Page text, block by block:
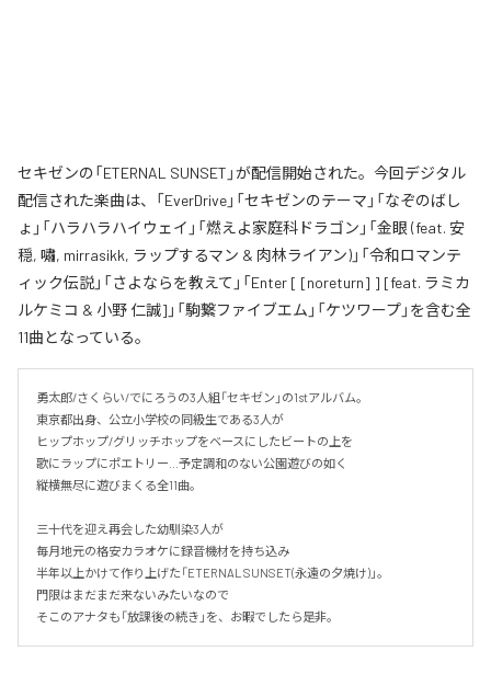
セキゼンの「ETERNAL SUNSET」が配信開始された。今回デジタル
配信された楽曲は、「EverDrive」「セキゼンのテーマ」「なぞのばし
ょ」「ハラハラハイウェイ」「燃えよ家庭科ドラゴン」「金眼 (feat. 安
穏, 嘯, mirrasikk, ラップするマン & 肉林ライアン)」「令和ロマンテ
ィック伝説」「さよならを教えて」「Enter [ [noreturn] ] [feat. ラミカ
ルケミコ & 小野 仁誠]」「駒繋ファイブエム」「ケツワープ」を含む全
11曲となっている。
勇太郎/さくらい/でにろうの3人組「セキゼン」の1stアルバム。
東京都出身、公立小学校の同級生である3人が
ヒップホップ/グリッチホップをベースにしたビートの上を
歌にラップにポエトリー…予定調和のない公園遊びの如く
縦横無尽に遊びまくる全11曲。
三十代を迎え再会した幼馴染3人が
毎月地元の格安カラオケに録音機材を持ち込み
半年以上かけて作り上げた「ETERNAL SUNSET(永遠の夕焼け)」。
門限はまだまだ来ないみたいなので
そこのアナタも「放課後の続き」を、お暇でしたら是非。